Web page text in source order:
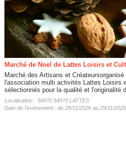
Marché de Noel de Lattes Loisirs et
Marché des Artisans et
l'association multi activités Lattes Loisirs
sélectionnés pour la qualité et l'originalité
Localisation : 34970 34970 LATTES
Date de l'évènement : du 28/11/2026 au 29/11/2026